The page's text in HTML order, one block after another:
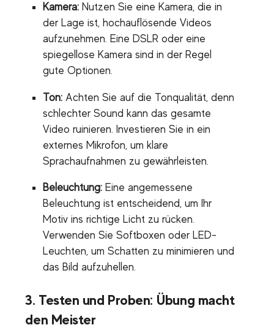
Kamera:Nutzen Sie eine Kamera, die in
der Lage ist, hochauflösende Videos
aufzunehmen. Eine DSLR oder eine
spiegellose Kamera sind in der Regel
gute Optionen.
Ton:Achten Sie auf die Tonqualität, denn
schlechter Sound kann das gesamte
Video ruinieren. Investieren Sie in ein
externes Mikrofon, um klare
Sprachaufnahmen zu gewährleisten.
Beleuchtung:Eine angemessene
Beleuchtung ist entscheidend, um Ihr
Motiv ins richtige Licht zu rücken.
Verwenden Sie Softboxen oder LED-
Leuchten, um Schatten zu minimieren und
das Bild aufzuhellen.
3. Testen und Proben: Übung macht
den Meister